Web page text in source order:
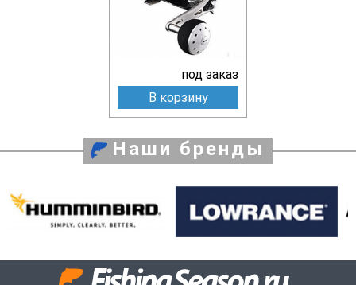
под заказ
В корзину
Наши бренды